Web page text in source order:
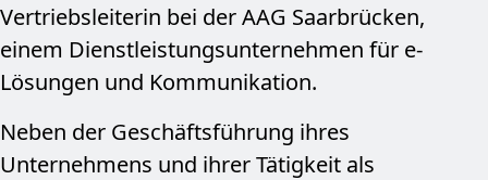
Vertriebs­leiterin bei der AAG Saar­brücken,
einem Dienstleistungs­unternehmen für e-
Lösungen und Kommunikation.
Neben der Geschäftsführung ihres
Unternehmens und ihrer Tätigkeit als